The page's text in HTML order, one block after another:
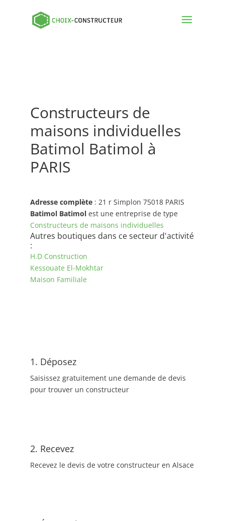
Constructeurs de
maisons individuelles
Batimol Batimol à
PARIS
Adresse complète: 21 r Simplon 75018 PARIS
Batimol Batimolest une entreprise de type
Constructeurs de maisons individuelles
Autres boutiques dans ce secteur d'activité
:
H.D Construction
Kessouate El-Mokhtar
Maison Familiale
1. Déposez
Saisissez gratuitement une demande de devis
pour trouver un constructeur
2. Recevez
Recevez le devis de votre constructeur en Alsace